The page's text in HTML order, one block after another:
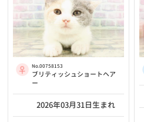
No.00758153
ブリティッシュショートヘア
ー
2026年03月31日生まれ